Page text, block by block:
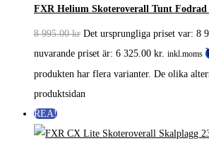
FXR Helium Skoteroverall Tunt Fodrad
8 995.00kr Det ursprungliga priset var: 8
nuvarande priset är: 6 325.00 kr. inkl.moms
produkten har flera varianter. De olika
produktsidan
REA!